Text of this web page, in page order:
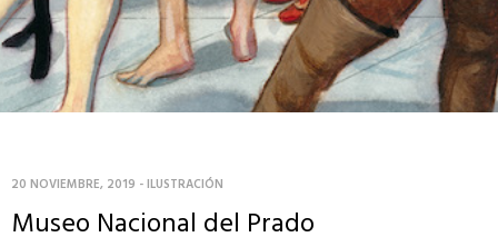
20 NOVIEMBRE, 2019 -ILUSTRACIÓN
Museo Nacional del Prado